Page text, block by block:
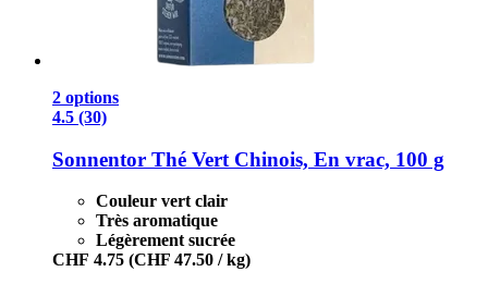
2 options
4.5 (30)
Sonnentor Thé Vert Chinois, En vrac, 100 g
Couleur vert clair
Très aromatique
Légèrement sucrée
CHF 4.75 (CHF 47.50 / kg)